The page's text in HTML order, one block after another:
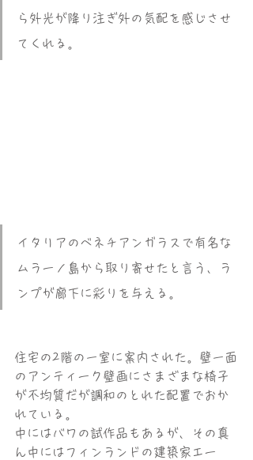
ら外光が降り注ぎ外の気配を感じさせ
てくれる。
イタリアのベネチアンガラスで有名な
ムラーノ島から取り寄せたと言う、ラ
ンプが廊下に彩りを与える。
住宅の2階の一室に案内された。壁一面
のアンティーク壁画にさまざまな椅子
が不均質だが調和のとれた配置でおか
れている。
中にはバワの試作品もあるが、その真
ん中にはフィンランドの建築家エー